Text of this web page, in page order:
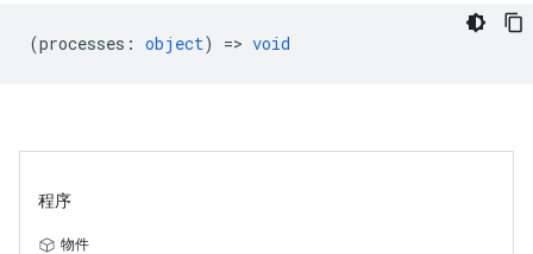
(processes : object) => void
程序
物件